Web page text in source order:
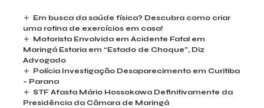
Em busca da saúde física? Descubra como criar
uma rotina de exercícios em casa!
Motorista Envolvida em Acidente Fatal em
Maringá Estaria em “Estado de Choque”, Diz
Advogado
Polícia Investigação Desaparecimento em Curitiba
– Parana
STF Afasta Mário Hossokawa Definitivamente da
Presidência da Câmara de Maringá